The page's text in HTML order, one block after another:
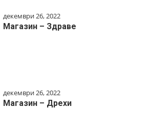
декември 26, 2022
Магазин – Здраве
декември 26, 2022
Магазин – Дрехи